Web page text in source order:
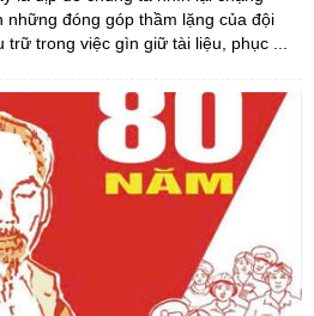
đóng góp thầm lặng của đội
trong việc gìn giữ tài liệu, phục ...